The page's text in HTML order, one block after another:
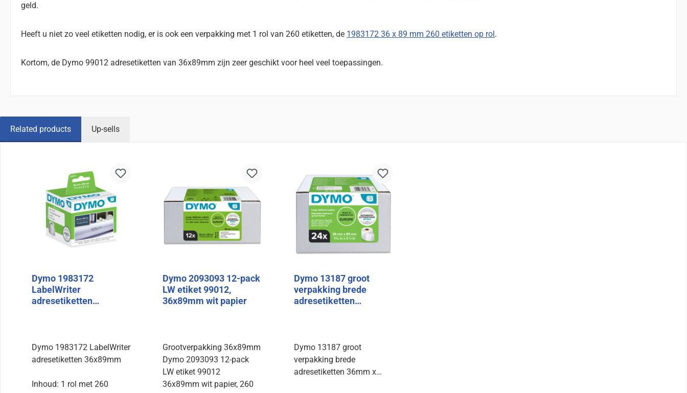
geld.
Heeft u niet zo veel etiketten nodig, er is ook een verpakking met 1 rol van 260 etiketten, de 1983172 36 x 89 mm 260 etiketten op rol.
Kortom, de Dymo 99012 adresetiketten van 36x89mm zijn zeer geschikt voor heel veel toepassingen.
Related products Up-sells
Dymo 1983172
LabelWriter
adresetiketten
Dymo 1983172 LabelWriter
adresetiketten 36x89mm
Inhoud: 1 rol met 260
Dymo 2093093 12-pack
LW etiket 99012,
36x89mm wit papier
Grootverpakking 36x89mm
Dymo 2093093 12-pack
LW etiket 99012
36x89mm wit papier,260
Dymo 13187 groot
verpakking brede
adresetiketten
Dymo 13187 groot
verpakking brede
adresetiketten 36mm x